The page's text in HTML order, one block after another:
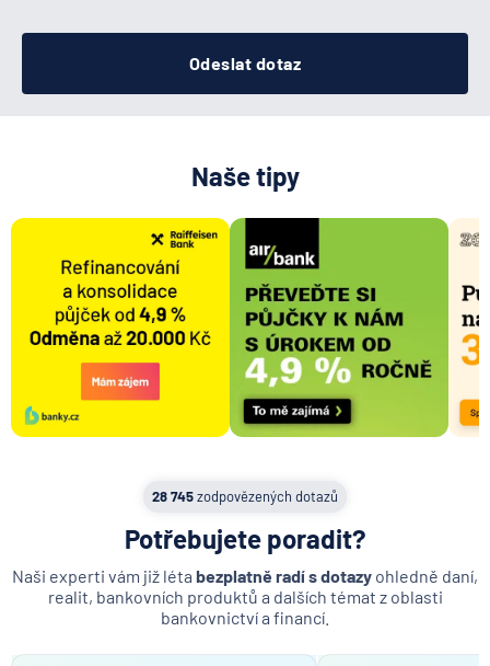
Odeslat dotaz
Naše tipy
28 745zodpovězených dotazů
Potřebujete poradit?
Naši experti vám již léta bezplatně radí s dotazy ohledně daní,
realit, bankovních produktů a dalších témat z oblasti
bankovnictví a financí.